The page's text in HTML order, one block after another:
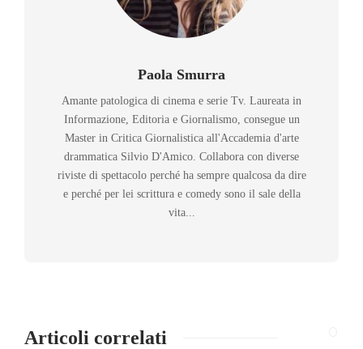
Paola Smurra
Amante patologica di cinema e serie Tv. Laureata in
Informazione, Editoria e Giornalismo, consegue un
Master in Critica Giornalistica all'Accademia d'arte
drammatica Silvio D'Amico. Collabora con diverse
riviste di spettacolo perché ha sempre qualcosa da dire
e perché per lei scrittura e comedy sono il sale della
vita...
Articoli correlati